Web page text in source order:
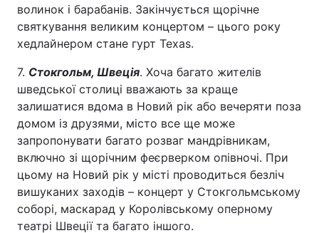
волинок і барабанів. Закінчується щорічне
святкування великим концертом – цього року
хедлайнером стане гурт Texas.
7. Стокгольм, Швеція. Хоча багато жителів
шведської столиці вважають за краще
залишатися вдома в Новий рік або вечеряти поза
домом із друзями, місто все ще може
запропонувати багато розваг мандрівникам,
включно зі щорічним феєрверком опівночі. При
цьому на Новий рік у місті проводиться безліч
вишуканих заходів – концерт у Стокгольмському
соборі, маскарад у Королівському оперному
театрі Швеції та багато іншого.